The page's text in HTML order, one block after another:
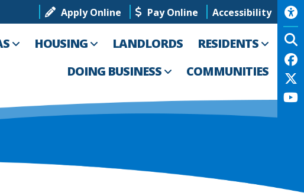
Apply Online Pay Online
Accessibility
HOUSING LANDLORDS
RESIDENTS
DOING BUSINESS
COMMUNITIES